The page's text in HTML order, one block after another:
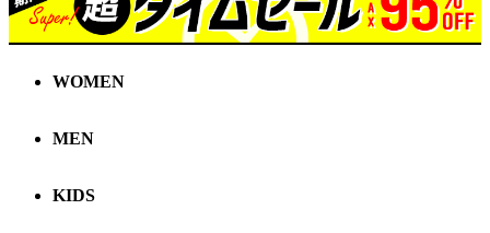
WOMEN
MEN
KIDS